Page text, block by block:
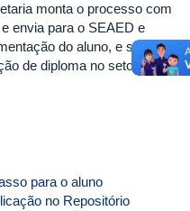
monta o processo com
envia para o SEAED e
do aluno, e se tudo
de diploma no setor de
para o aluno
no Repositório